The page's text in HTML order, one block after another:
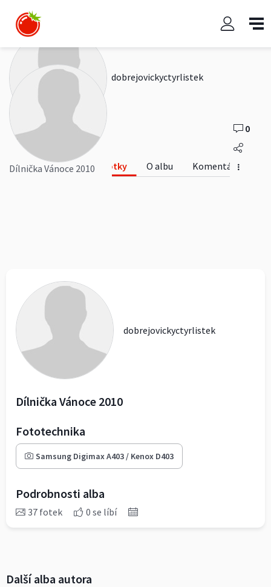
Dílnička Vánoce 2010
dobrejovickyctyrlistek
Dílnička Vánoce 2010 Fotky O albu Komentáře
0
dobrejovickyctyrlistek
Dílnička Vánoce 2010
Fototechnika
Samsung Digimax A403 / Kenox D403
Podrobnosti alba
37 fotek 0 se líbí
Další alba autora